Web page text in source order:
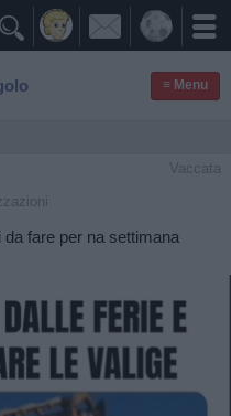

≡ Menu
Vaccata
fare per na settimana